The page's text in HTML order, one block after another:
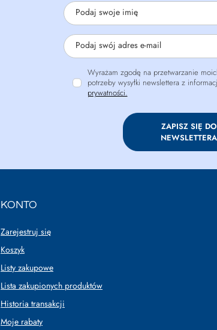
Podaj swoje imię
Podaj swój adres e-mail
Wyrażam zgodę na przetwarzanie
potrzeby wysyłki newslettera z
prywatności.
ZAPISZ SIĘ DO
NEWSLETTERA
KONTO
Zarejestruj się
Koszyk
Listy zakupowe
Lista zakupionych produktów
Historia transakcji
Moje rabaty